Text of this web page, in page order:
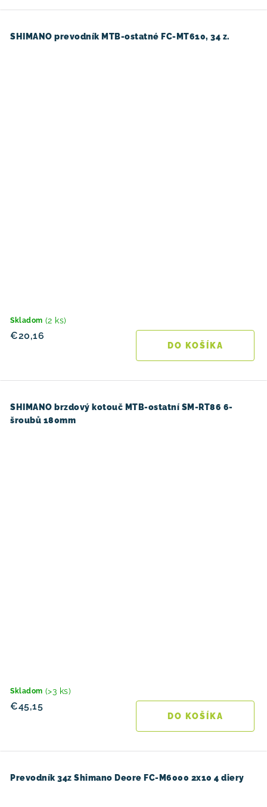
SHIMANO prevodník MTB-ostatné FC-MT610, 34 z.
Skladom (2 ks)
€20,16
DO KOŠÍKA
SHIMANO brzdový kotouč MTB-ostatní SM-RT86 6-
šroubů 180mm
Skladom (>3 ks)
€45,15
DO KOŠÍKA
Prevodník 34z Shimano Deore FC-M6000 2x10 4 diery